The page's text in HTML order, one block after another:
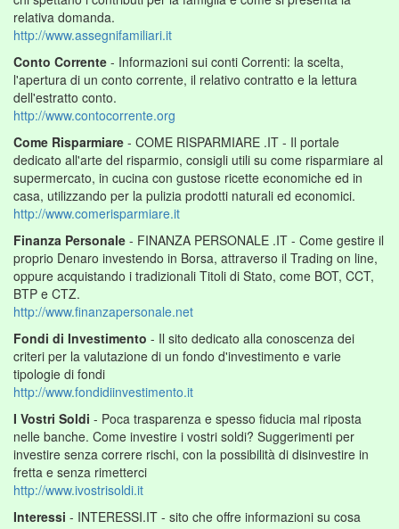
relativa domanda.
http://www.assegnifamiliari.it
Conto Corrente - Informazioni sui conti Correnti: la scelta,
l'apertura di un conto corrente, il relativo contratto e la lettura
dell'estratto conto.
http://www.contocorrente.org
Come Risparmiare - COME RISPARMIARE .IT - Il portale
dedicato all'arte del risparmio, consigli utili su come risparmiare al
supermercato, in cucina con gustose ricette economiche ed in
casa, utilizzando per la pulizia prodotti naturali ed economici.
http://www.comerisparmiare.it
Finanza Personale - FINANZA PERSONALE .IT - Come gestire il
proprio Denaro investendo in Borsa, attraverso il Trading on line,
oppure acquistando i tradizionali Titoli di Stato, come BOT, CCT,
BTP e CTZ.
http://www.finanzapersonale.net
Fondi di Investimento - Il sito dedicato alla conoscenza dei
criteri per la valutazione di un fondo d'investimento e varie
tipologie di fondi
http://www.fondidiinvestimento.it
I Vostri Soldi - Poca trasparenza e spesso fiducia mal riposta
nelle banche. Come investire i vostri soldi? Suggerimenti per
investire senza correre rischi, con la possibilità di disinvestire in
fretta e senza rimetterci
http://www.ivostrisoldi.it
Interessi - INTERESSI.IT - sito che offre informazioni su cosa